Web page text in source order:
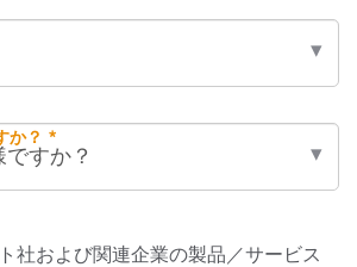
か？ *
社および関連企業の製品／サービス